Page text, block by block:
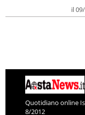
il
Quotidiano online
8/2012